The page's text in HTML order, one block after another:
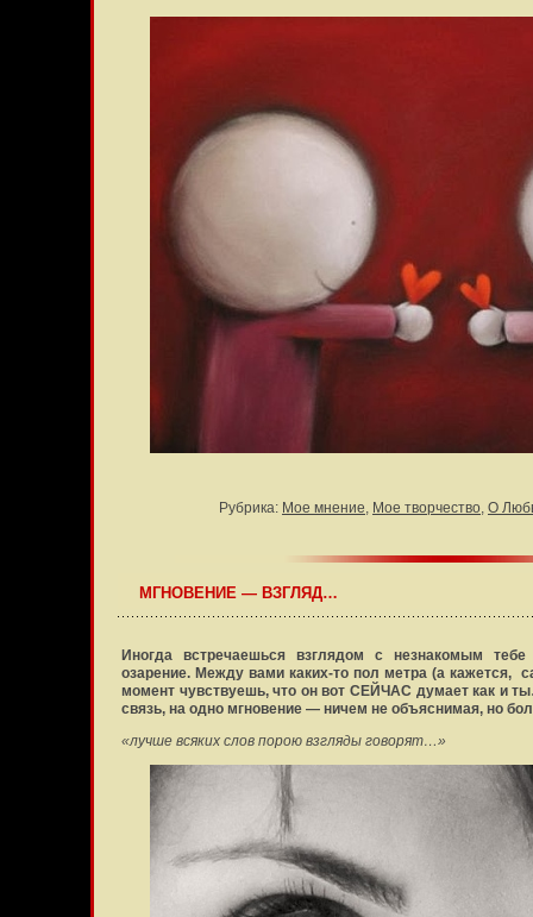
Рубрика: Мое мнение, Мое творчество, О
МГНОВЕНИЕ — ВЗГЛЯД…
Иногда встречаешься взглядом с незнакомым
озарение. Между вами каких-то пол метра (а кажется,
момент чувствуешь, что он вот СЕЙЧАС думает как и
связь, на одно мгновение — ничем не объяснимая, но
«лучше всяких слов порою взгляды говорят…»